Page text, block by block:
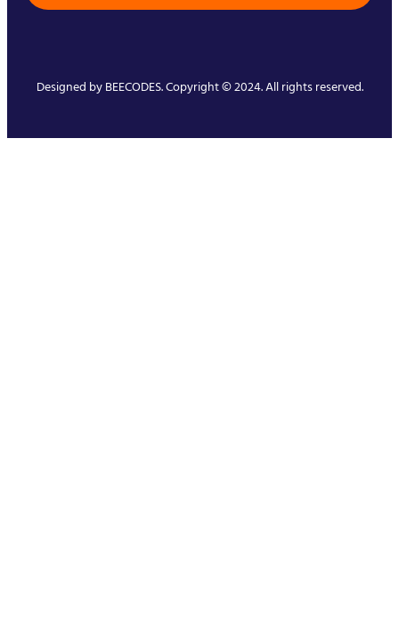
Designed byBEECODES. Copyright © 2024. All rights reserved.